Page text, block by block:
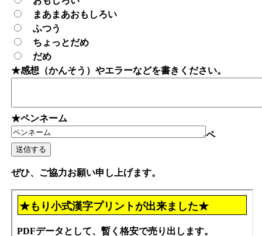
まあまあおもしろい
ふつう
ちょっとだめ
だめ
★感想（かんそう）やエラーなどを書きください。
★ペンネーム
ペ
ぜひ、ご協力お願い申し上げます。